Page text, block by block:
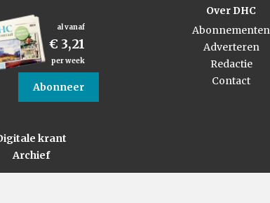
al vanaf
€ 3,21
per week
Abonneer
krant
Archief
Over DHC
Abonnementen
Adverteren
Redactie
Contact